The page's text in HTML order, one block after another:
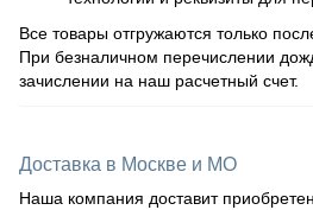
Все товары отгружаются только
При безналичном перечислении
зачислении на наш расчетный счет.
Доставка в Москве и МО
Наша компания доставит